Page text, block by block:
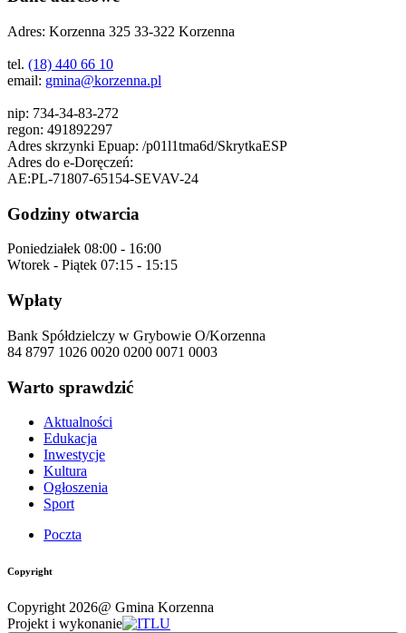
Adres: Korzenna 325 33-322 Korzenna
tel. (18) 440 66 10
email: gmina@korzenna.pl
nip: 734-34-83-272
regon: 491892297
Adres skrzynki Epuap: /p01l1tma6d/SkrytkaESP
Adres do e-Doręczeń:
AE:PL-71807-65154-SEVAV-24
Godziny otwarcia
Poniedziałek 08:00 - 16:00
Wtorek - Piątek 07:15 - 15:15
Wpłaty
Bank Spółdzielczy w Grybowie O/Korzenna
84 8797 1026 0020 0200 0071 0003
Warto sprawdzić
Aktualności
Edukacja
Inwestycje
Kultura
Ogłoszenia
Sport
Poczta
Copyright
Copyright 2026@ Gmina Korzenna
Projekt i wykonanie